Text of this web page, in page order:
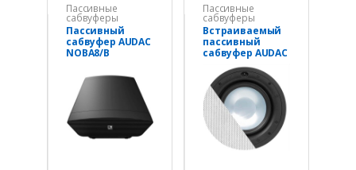
Пассивные
сабвуферы
Пассивный
сабвуфер AUDAC
NOBA8/B
Пассивные
сабвуферы
Встраиваемый
пассивный
сабвуфер AUDAC
CELO8SI/W